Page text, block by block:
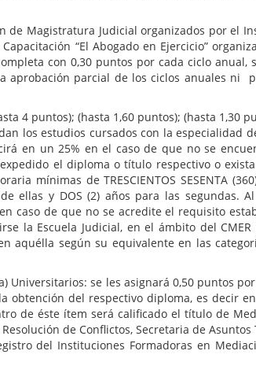
Judicial organizados por el
“El Abogado en Ejercicio”
con 0,30 puntos por cada ciclo anual,
aprobación parcial de los ciclos anuales ni
(hasta 1,60 puntos); (hasta 1,30
los estudios cursados con la especialidad
en un 25% en el caso de que no se
el diploma o título respectivo o
de TRESCIENTOS SESENTA (360)
ellas y DOS (2) años para las segundas.
caso de que no se acredite el requisito
la Escuela Judicial, en el ámbito del
aquélla según su equivalente en las
se les asignará 0,50 puntos por
obtención del respectivo diploma, es decir
de éste ítem será calificado el título de
de Conflictos, Secretaria de Asuntos
del Instituciones Formadoras en